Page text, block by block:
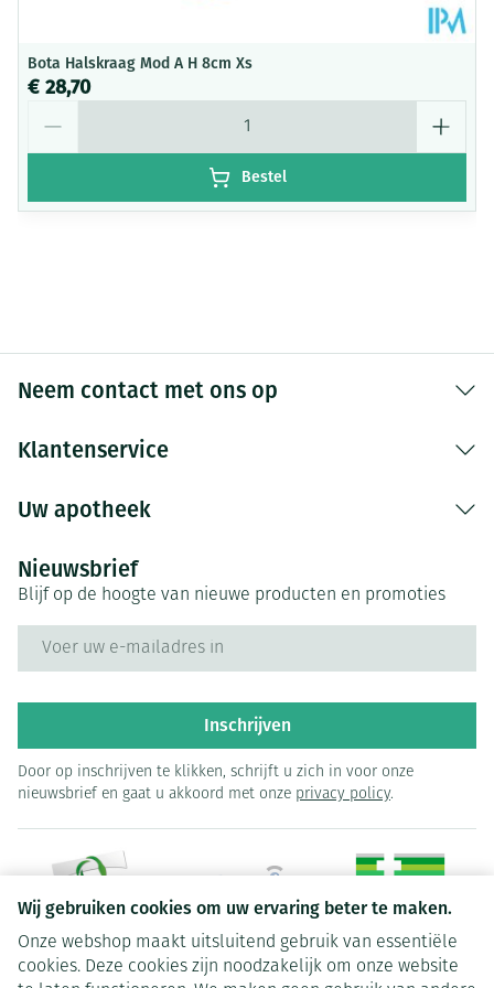
Wij gebruiken cookies om uw ervaring beter te maken.
Onze webshop maakt uitsluitend gebruik van essentiële
cookies. Deze cookies zijn noodzakelijk om onze website
Bota Halskraag Mod A H 8cm Xs
€ 28,70
Bestel
Neem contact met ons op
Klantenservice
Uw apotheek
Nieuwsbrief
Blijf op de hoogte van nieuwe producten en promoties
Inschrijven
Door op inschrijven te klikken, schrijft u zich in voor onze
nieuwsbrief en gaat u akkoord met onze privacy policy.
Juridische links